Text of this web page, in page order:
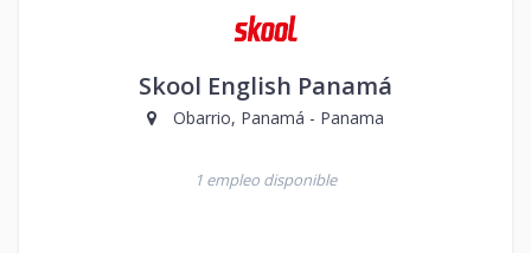
Skool English Panamá
Obarrio, Panamá - Panama
1 empleo disponible